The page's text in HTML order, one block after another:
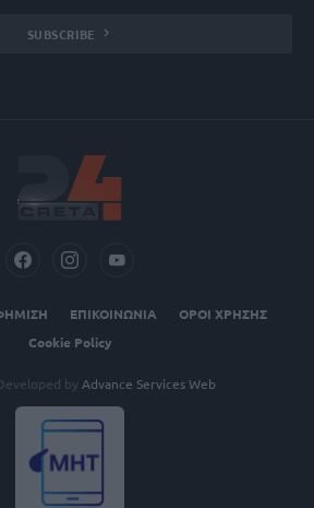
SUBSCRIBE
ΕΠΙΚΟΙΝΩΝΙΑ
ΟΡΟΙ ΧΡΗΣΗΣ
Cookie Policy
by Advance Services Web